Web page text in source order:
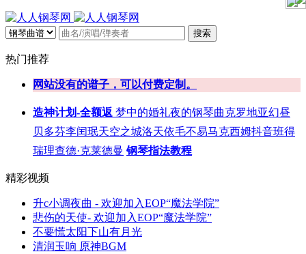
搜索
热门推荐
网站没有的谱子，可以付费定制。
造神计划-全额返 梦中的婚礼夜的钢琴曲克罗地亚幻昼
贝多芬李闰珉天空之城洛天依毛不易马克西姆抖音班得
瑞理查德·克莱德曼 钢琴指法教程
精彩视频
升c小调夜曲 - 欢迎加入EOP“魔法学院”
悲伤的天使- 欢迎加入EOP“魔法学院”
不要慌太阳下山有月光
清润玉响 原神BGM